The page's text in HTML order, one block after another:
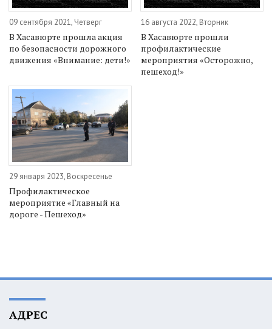
09 сентября 2021, Четверг
В Хасавюрте прошла акция
по безопасности дорожного
движения «Внимание: дети!»
16 августа 2022, Вторник
В Хасавюрте прошли
профилактические
мероприятия «Осторожно,
пешеход!»
29 января 2023, Воскресенье
Профилактическое
мероприятие «Главный на
дороге - Пешеход»
АДРЕС